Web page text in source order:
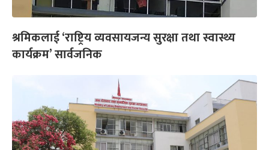
श्रमिकलाई ‘राष्ट्रिय व्यवसायजन्य सुरक्षा तथा स्वास्थ्य
कार्यक्रम’ सार्वजनिक